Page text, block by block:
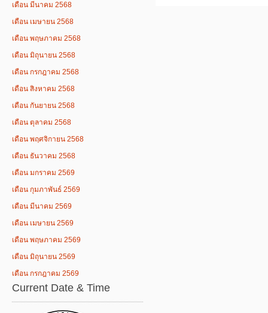
เดือน มีนาคม 2568
เดือน เมษายน 2568
เดือน พฤษภาคม 2568
เดือน มิถุนายน 2568
เดือน กรกฎาคม 2568
เดือน สิงหาคม 2568
เดือน กันยายน 2568
เดือน ตุลาคม 2568
เดือน พฤศจิกายน 2568
เดือน ธันวาคม 2568
เดือน มกราคม 2569
เดือน กุมภาพันธ์ 2569
เดือน มีนาคม 2569
เดือน เมษายน 2569
เดือน พฤษภาคม 2569
เดือน มิถุนายน 2569
เดือน กรกฎาคม 2569
Current Date & Time